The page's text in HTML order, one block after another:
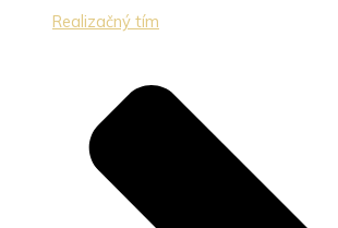
Realizačný tím